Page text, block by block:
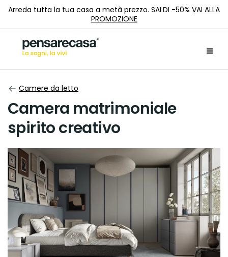
Arreda tutta la tua casa a metà prezzo. SALDI -50% VAI ALLA
PROMOZIONE
Camere da letto
Camera matrimoniale
spirito creativo